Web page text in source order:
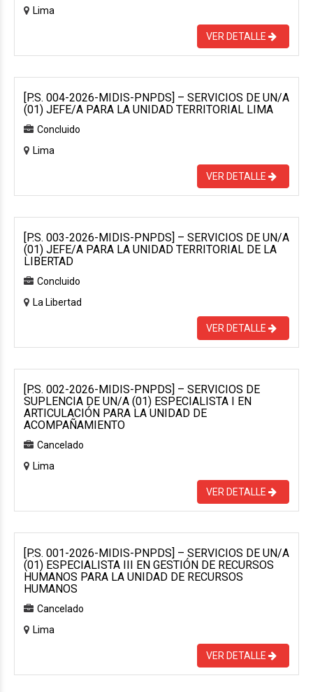
Lima
VER DETALLE
[P.S. 004-2026-MIDIS-PNPDS] – SERVICIOS DE UN/A
(01) JEFE/A PARA LA UNIDAD TERRITORIAL LIMA
Concluido
Lima
VER DETALLE
[P.S. 003-2026-MIDIS-PNPDS] – SERVICIOS DE UN/A
(01) JEFE/A PARA LA UNIDAD TERRITORIAL DE LA
LIBERTAD
Concluido
La Libertad
VER DETALLE
[P.S. 002-2026-MIDIS-PNPDS] – SERVICIOS DE
SUPLENCIA DE UN/A (01) ESPECIALISTA I EN
ARTICULACIÓN PARA LA UNIDAD DE
ACOMPAÑAMIENTO
Cancelado
Lima
VER DETALLE
[P.S. 001-2026-MIDIS-PNPDS] – SERVICIOS DE UN/A
(01) ESPECIALISTA III EN GESTIÓN DE RECURSOS
HUMANOS PARA LA UNIDAD DE RECURSOS
HUMANOS
Cancelado
Lima
VER DETALLE